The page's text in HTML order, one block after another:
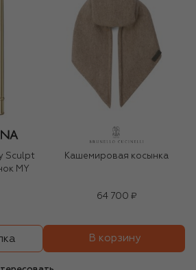
Sculpt
MY
Кашемировая косынка
64 700 ₽
В корзину